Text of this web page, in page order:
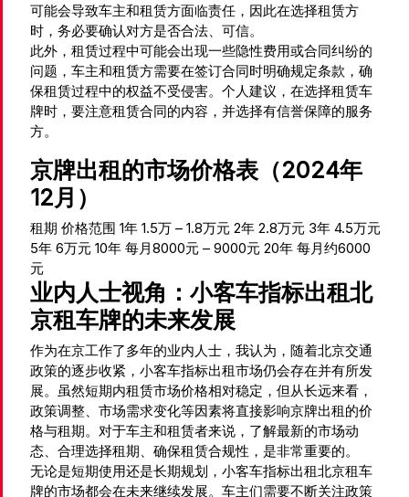
可能会导致车主和租赁方面临责任，因此在选择租赁方
时，务必要确认对方是否合法、可信。
此外，租赁过程中可能会出现一些隐性费用或合同纠纷的
问题，车主和租赁方需要在签订合同时明确规定条款，确
保租赁过程中的权益不受侵害。个人建议，在选择租赁车
牌时，要注意租赁合同的内容，并选择有信誉保障的服务
方。
京牌出租的市场价格表（2024年
12月）
租期 价格范围 1年 1.5万 – 1.8万元 2年 2.8万元 3年 4.5万元
5年 6万元 10年 每月8000元 – 9000元 20年 每月约6000
元
业内人士视角：小客车指标出租北
京租车牌的未来发展
作为在京工作了多年的业内人士，我认为，随着北京交通
政策的逐步收紧，小客车指标出租市场仍会存在并有所发
展。虽然短期内租赁市场价格相对稳定，但从长远来看，
政策调整、市场需求变化等因素将直接影响京牌出租的价
格与租期。对于车主和租赁者来说，了解最新的市场动
态、合理选择租期、确保租赁合规性，是非常重要的。
无论是短期使用还是长期规划，小客车指标出租北京租车
牌的市场都会在未来继续发展。车主们需要不断关注政策